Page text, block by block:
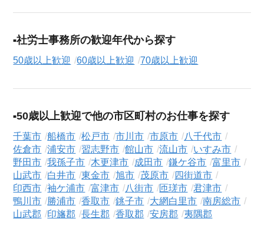
社労士事務所の歓迎年代から探す
50歳以上歓迎 60歳以上歓迎 70歳以上歓迎
50歳以上歓迎で他の市区町村のお仕事を探す
千葉市 船橋市 松戸市 市川市 市原市
八千代市
佐倉市
浦安市 習志野市 館山市 流山市
いすみ市
野田市
我孫子市 木更津市 成田市 鎌ケ谷市
富里市
山武市
白井市 東金市 旭市 茂原市
四街道市
印西市
袖ケ浦市 富津市 八街市 匝瑳市
君津市
鴨川市
勝浦市 香取市 銚子市 大網白里市
南房総市
山武郡
印旛郡 長生郡 香取郡 安房郡 夷隅郡